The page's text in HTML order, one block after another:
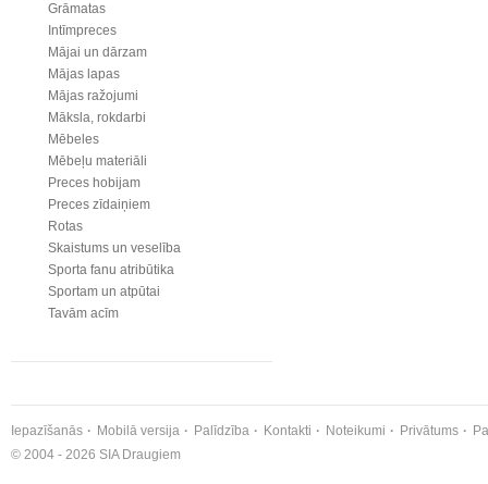
Grāmatas
Intīmpreces
Mājai un dārzam
Mājas lapas
Mājas ražojumi
Māksla, rokdarbi
Mēbeles
Mēbeļu materiāli
Preces hobijam
Preces zīdaiņiem
Rotas
Skaistums un veselība
Sporta fanu atribūtika
Sportam un atpūtai
Tavām acīm
Iepazīšanās Mobilā versija Palīdzība Kontakti Noteikumi Privātums
© 2004 - 2026 SIA Draugiem